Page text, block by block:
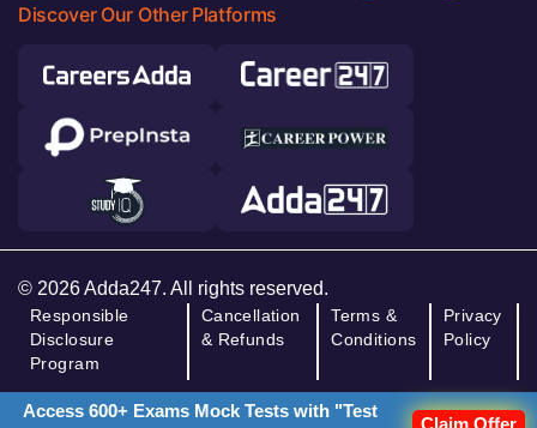
Discover Our Other Platforms
© 2026 Adda247. All rights reserved.
Responsible
Disclosure
Program
Cancellation
& Refunds
Terms &
Conditions
Privacy
Policy
Access 600+ Exams Mock Tests with "Test
Claim Offer